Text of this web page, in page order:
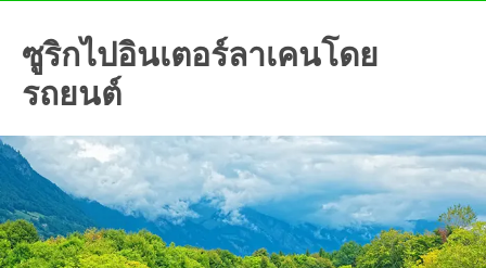
ซูริกไปอินเตอร์ลาเคนโดย
รถยนต์